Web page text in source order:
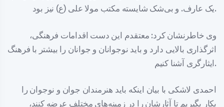
یک عارف. و بی‌شک شایسته مکتب مولا علی (ع) نیز بود.
وی خاطرنشان کرد: معتقدم این دست اقدامات فرهنگی،
اثرگذاری بالایی دارد و باید نوجوانان و جوانان را بیشتر با فرهنگ
ایثارگری آشنا کنیم.
احمدی لاشکی با بیان اینکه باید هنرمندان جوان و نوجوان را
بکار بگیریم تا آثارشان را در زمینه‌های مختلف عرضه کنند،